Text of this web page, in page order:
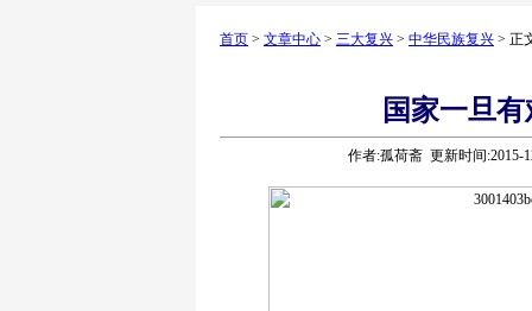
首页 > 文章中心 > 三大复兴 > 中华民族复兴 > 正
国家一旦
作者:孤荷斋 更新时间:2015-